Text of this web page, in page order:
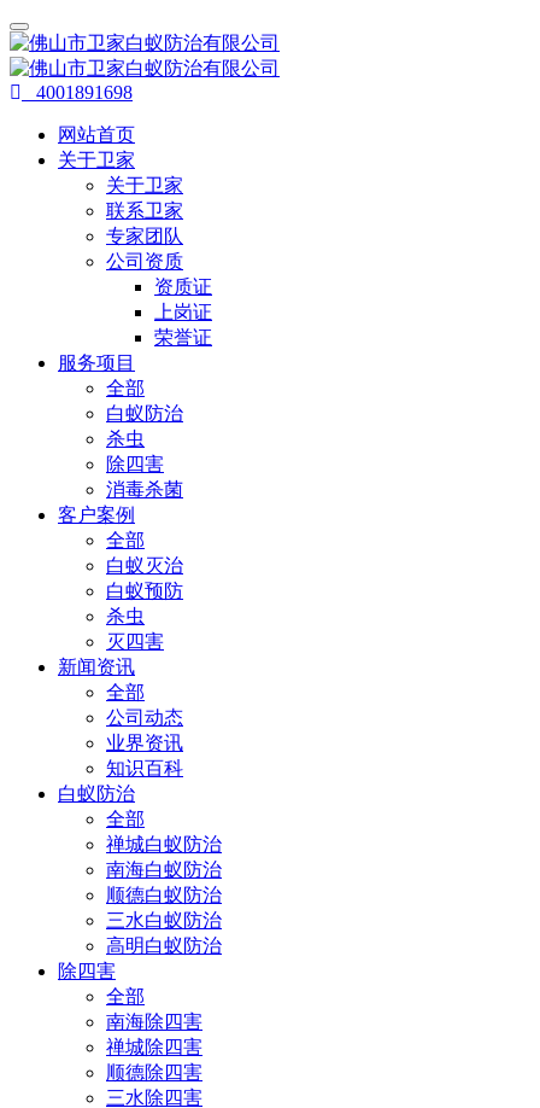
4001891698
网站首页
关于卫家
关于卫家
联系卫家
专家团队
公司资质
资质证
上岗证
荣誉证
服务项目
全部
白蚁防治
杀虫
除四害
消毒杀菌
客户案例
全部
白蚁灭治
白蚁预防
杀虫
灭四害
新闻资讯
全部
公司动态
业界资讯
知识百科
白蚁防治
全部
禅城白蚁防治
南海白蚁防治
顺德白蚁防治
三水白蚁防治
高明白蚁防治
除四害
全部
南海除四害
禅城除四害
顺德除四害
三水除四害